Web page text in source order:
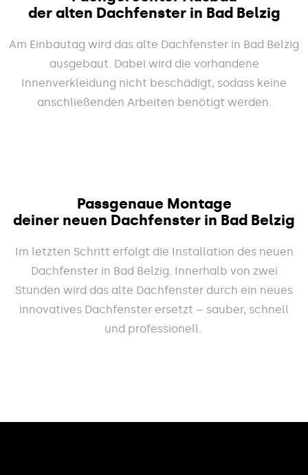
der alten Dachfenster in Bad Belzig
Am Einbautag wird das alte Dachfenster in Bad Belzig
ausgebaut. Dabei wird die vorhandene
Innenverkleidung nicht beschädigt, sodass keine
anschließenden Arbeiten benötigt werden.
Passgenaue Montage
deiner neuen Dachfenster in Bad Belzig
Im letzten Schritt erfolgt die Installation des neuen
Dachfenster in Bad Belzig. Innerhalb von zwei
Stunden wird das alte Dachfenster durch ein neues
innovatives Dachfenster ersetzt – sauber, schnell
und professionell.